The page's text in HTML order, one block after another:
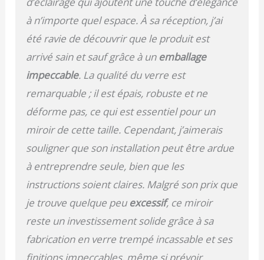
fréquentées. 🔧
Installation Facile Sur
Tout Mur Plat: Fixation
sécurisée grâce au
matériel et au guide
les garages, les salons,
les couloirs et les
indispensable pour les
amateurs de fitness et
Emballage Et Garantie
Anti-Dommages: Le
grand miroir sans cadre
Snowdool est emballé
dans une double
mousse renforcée pour
une livraison sans
à n’importe quel espace. À sa réception, j’ai
été ravie de découvrir que le produit est
arrivé sain et sauf grâce à un emballage
impeccable. La qualité du verre est
remarquable ; il est épais, robuste et ne
déforme pas, ce qui est essentiel pour un
miroir de cette taille. Cependant, j’aimerais
souligner que son installation peut être ardue
à entreprendre seule, bien que les
instructions soient claires. Malgré son prix que
je trouve quelque peu excessif, ce miroir
reste un investissement solide grâce à sa
fabrication en verre trempé incassable et ses
finitions impeccables, même si prévoir